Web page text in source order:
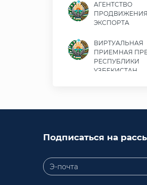
АГЕНТСТВО
ПРОДВИЖЕНИЯ
ЭКСПОРТА
ВИРТУАЛЬНАЯ
ПРИЕМНАЯ
РЕСПУБЛИКИ
УЗБЕКИСТАН
Узбекистан
иностранных
Олий Мажлиса
Подписаться на